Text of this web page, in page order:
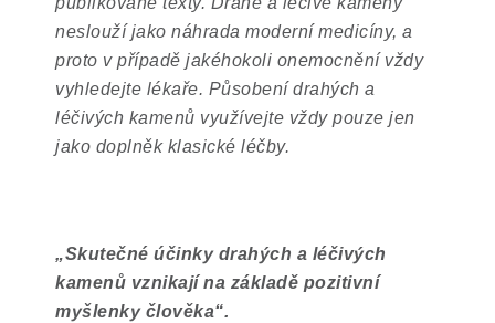
neslouží jako náhrada moderní medicíny, a
proto v případě jakéhokoli onemocnění vždy
vyhledejte lékaře. Působení drahých a
léčivých kamenů využívejte vždy pouze jen
jako doplněk klasické léčby.
„Skutečné účinky drahých a léčivých
kamenů vznikají na základě pozitivní
myšlenky člověka“.